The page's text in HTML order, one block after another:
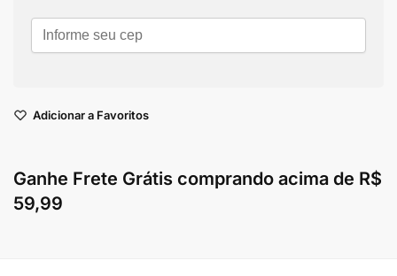
Adicionar a Favoritos
Ganhe Frete Grátis comprando acima de R$
59,99